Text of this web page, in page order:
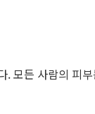
모든 사람의 피